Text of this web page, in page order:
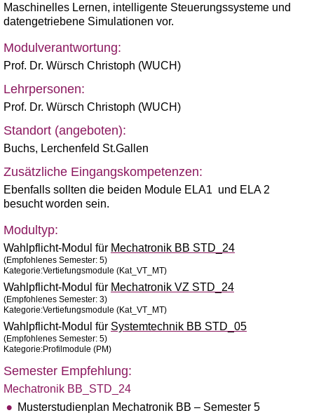
Maschinelles Lernen, intelligente Steuerungssysteme und
datengetriebene Simulationen vor.
Modulverantwortung:
Prof. Dr. Würsch Christoph (WUCH)
Lehrpersonen:
Prof. Dr. Würsch Christoph (WUCH)
Standort (angeboten):
Buchs, Lerchenfeld St.Gallen
Zusätzliche Eingangskompetenzen:
Ebenfalls sollten die beiden Module ELA1 und ELA 2
besucht worden sein.
Modultyp:
Wahlpflicht-Modul für Mechatronik BB STD_24
(Empfohlenes Semester: 5)
Kategorie:Vertiefungsmodule (Kat_VT_MT)
Wahlpflicht-Modul für Mechatronik VZ STD_24
(Empfohlenes Semester: 3)
Kategorie:Vertiefungsmodule (Kat_VT_MT)
Wahlpflicht-Modul für Systemtechnik BB STD_05
(Empfohlenes Semester: 5)
Kategorie:Profilmodule (PM)
Semester Empfehlung:
Mechatronik BB_STD_24
Musterstudienplan Mechatronik BB – Semester 5